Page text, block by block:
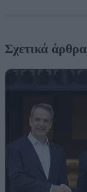
Σχετικά άρθρα